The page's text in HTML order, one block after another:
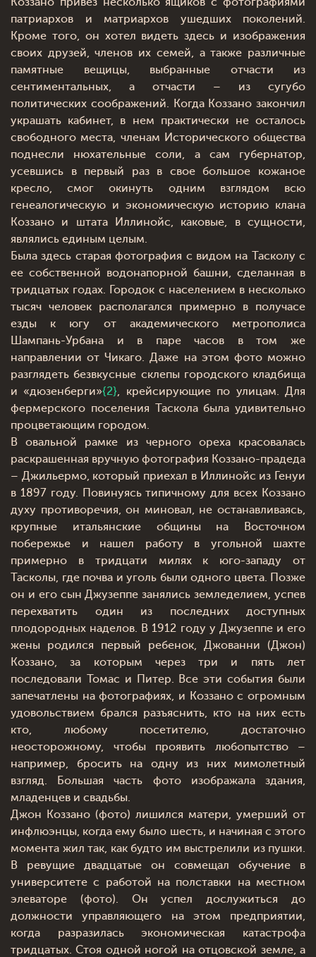
патриархов и матриархов ушедших поколений.
Кроме того, он хотел видеть здесь и изображения
своих друзей, членов их семей, а также различные
памятные вещицы, выбранные отчасти из
сентиментальных, а отчасти – из сугубо
политических соображений. Когда Коззано закончил
украшать кабинет, в нем практически не осталось
свободного места, членам Исторического общества
поднесли нюхательные соли, а сам губернатор,
усевшись в первый раз в свое большое кожаное
кресло, смог окинуть одним взглядом всю
генеалогическую и экономическую историю клана
Коззано и штата Иллинойс, каковые, в сущности,
являлись единым целым.
Была здесь старая фотография с видом на Тасколу с
ее собственной водонапорной башни, сделанная в
тридцатых годах. Городок с населением в несколько
тысяч человек располагался примерно в получасе
езды к югу от академического метрополиса
Шампань-Урбана и в паре часов в том же
направлении от Чикаго. Даже на этом фото можно
разглядеть безвкусные склепы городского кладбища
и «дюзенберги»{2}, крейсирующие по улицам. Для
фермерского поселения Таскола была удивительно
процветающим городом.
В овальной рамке из черного ореха красовалась
раскрашенная вручную фотография Коззано-прадеда
– Джильермо, который приехал в Иллинойс из Генуи
в 1897 году. Повинуясь типичному для всех Коззано
духу противоречия, он миновал, не останавливаясь,
крупные итальянские общины на Восточном
побережье и нашел работу в угольной шахте
примерно в тридцати милях к юго-западу от
Тасколы, где почва и уголь были одного цвета. Позже
он и его сын Джузеппе занялись земледелием, успев
перехватить один из последних доступных
плодородных наделов. В 1912 году у Джузеппе и его
жены родился первый ребенок, Джованни (Джон)
Коззано, за которым через три и пять лет
последовали Томас и Питер. Все эти события были
запечатлены на фотографиях, и Коззано с огромным
удовольствием брался разъяснить, кто на них есть
кто, любому посетителю, достаточно
неосторожному, чтобы проявить любопытство –
например, бросить на одну из них мимолетный
взгляд. Большая часть фото изображала здания,
младенцев и свадьбы.
Джон Коззано (фото) лишился матери, умерший от
инфлюэнцы, когда ему было шесть, и начиная с этого
момента жил так, как будто им выстрелили из пушки.
В ревущие двадцатые он совмещал обучение в
университете с работой на полставки на местном
элеваторе (фото). Он успел дослужиться до
должности управляющего на этом предприятии,
когда разразилась экономическая катастрофа
тридцатых. Стоя одной ногой на отцовской земле, а